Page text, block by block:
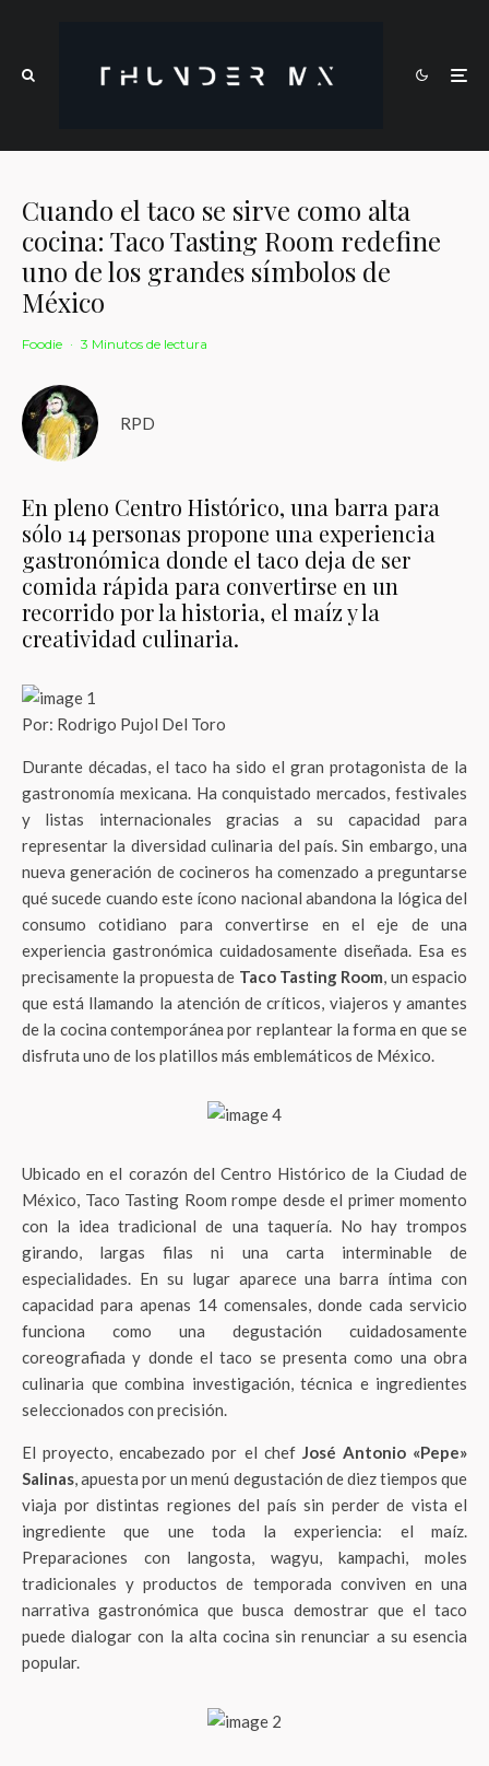
Cuando el taco se sirve como alta
cocina: Taco Tasting Room redefine
uno de los grandes símbolos de
México
Foodie · 3 Minutos de lectura
RPD
En pleno Centro Histórico, una barra para
sólo 14 personas propone una experiencia
gastronómica donde el taco deja de ser
comida rápida para convertirse en un
recorrido por la historia, el maíz y la
creatividad culinaria.
Por: Rodrigo Pujol Del Toro
Durante décadas, el taco ha sido el gran protagonista de la
gastronomía mexicana. Ha conquistado mercados, festivales
y listas internacionales gracias a su capacidad para
representar la diversidad culinaria del país. Sin embargo, una
nueva generación de cocineros ha comenzado a preguntarse
qué sucede cuando este ícono nacional abandona la lógica del
consumo cotidiano para convertirse en el eje de una
experiencia gastronómica cuidadosamente diseñada. Esa es
precisamente la propuesta de Taco Tasting Room, un espacio
que está llamando la atención de críticos, viajeros y amantes
de la cocina contemporánea por replantear la forma en que se
disfruta uno de los platillos más emblemáticos de México.
Ubicado en el corazón del Centro Histórico de la Ciudad de
México, Taco Tasting Room rompe desde el primer momento
con la idea tradicional de una taquería. No hay trompos
girando, largas filas ni una carta interminable de
especialidades. En su lugar aparece una barra íntima con
capacidad para apenas 14 comensales, donde cada servicio
funciona como una degustación cuidadosamente
coreografiada y donde el taco se presenta como una obra
culinaria que combina investigación, técnica e ingredientes
seleccionados con precisión.
El proyecto, encabezado por el chef José Antonio «Pepe»
Salinas, apuesta por un menú degustación de diez tiempos que
viaja por distintas regiones del país sin perder de vista el
ingrediente que une toda la experiencia: el maíz.
Preparaciones con langosta, wagyu, kampachi, moles
tradicionales y productos de temporada conviven en una
narrativa gastronómica que busca demostrar que el taco
puede dialogar con la alta cocina sin renunciar a su esencia
popular.